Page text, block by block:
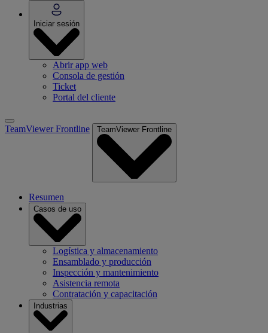
Iniciar sesión
Abrir app web
Consola de gestión
Ticket
Portal del cliente
TeamViewer Frontline TeamViewer Frontline
Resumen
Casos de uso
Logística y almacenamiento
Ensamblado y producción
Inspección y mantenimiento
Asistencia remota
Contratación y capacitación
Industrias